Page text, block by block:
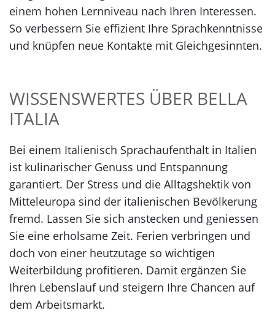
einem hohen Lernniveau nach Ihren Interessen.
So verbessern Sie effizient Ihre Sprachkenntnisse
und knüpfen neue Kontakte mit Gleichgesinnten.
WISSENSWERTES ÜBER BELLA
ITALIA
Bei einem Italienisch Sprachaufenthalt in Italien
ist kulinarischer Genuss und Entspannung
garantiert. Der Stress und die Alltagshektik von
Mitteleuropa sind der italienischen Bevölkerung
fremd. Lassen Sie sich anstecken und geniessen
Sie eine erholsame Zeit. Ferien verbringen und
doch von einer heutzutage so wichtigen
Weiterbildung profitieren. Damit ergänzen Sie
Ihren Lebenslauf und steigern Ihre Chancen auf
dem Arbeitsmarkt.